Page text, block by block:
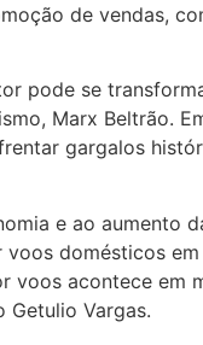
de vendas,
pode se
Marx Beltrão.
gargalos
e ao aumento
domésticos
voos acontece em
Getulio Vargas.